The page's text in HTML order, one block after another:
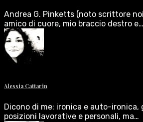
Andrea G. Pinketts (noto scrittore
amico di cuore, mio braccio destro e…
Alessia Cattarin
Dicono di me: ironica e auto-ironica,
posizioni lavorative e personali, ma…